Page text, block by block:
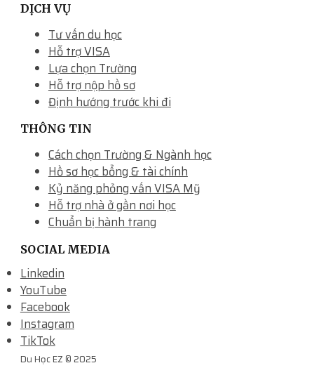
DỊCH VỤ
Tư vấn du học
Hỗ trợ VISA
Lựa chọn Trường
Hỗ trợ nộp hồ sơ
Định hướng trước khi đi
THÔNG TIN
Cách chọn Trường & Ngành học
Hồ sơ học bổng & tài chính
Kỷ năng phỏng vấn VISA Mỹ
Hỗ trợ nhà ở gần nơi học
Chuẩn bị hành trang
SOCIAL MEDIA
Linkedin
YouTube
Facebook
Instagram
TikTok
Du Học EZ © 2025